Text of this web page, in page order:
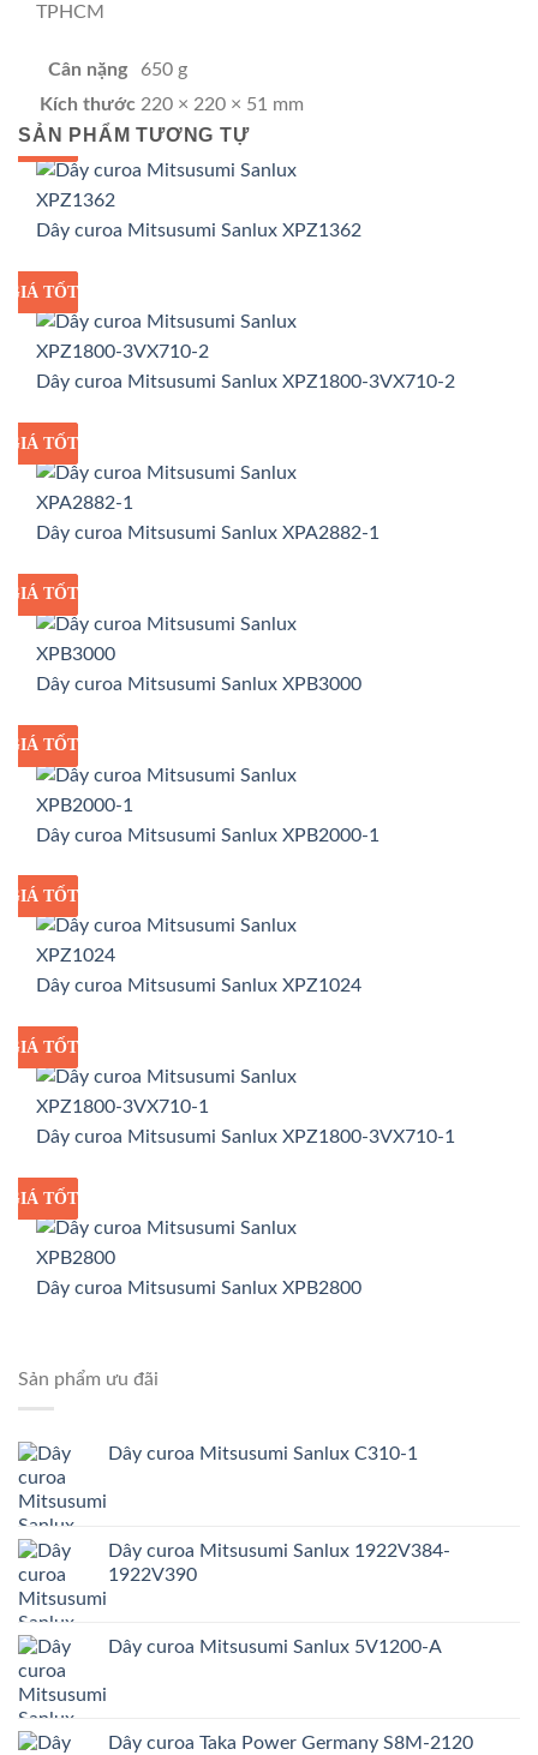
TPHCM
Cân nặng
650 g
Kích thước 220 × 220 × 51 mm
SẢN PHẨM TƯƠNG TỰ
GIÁ SỈ
GIÁ TỐT
Dây curoa Mitsusumi Sanlux XPZ1362
GIÁ SỈ
GIÁ TỐT
Dây curoa Mitsusumi Sanlux XPZ1800-3VX710-2
GIÁ SỈ
GIÁ TỐT
Dây curoa Mitsusumi Sanlux XPA2882-1
GIÁ SỈ
GIÁ TỐT
Dây curoa Mitsusumi Sanlux XPB3000
GIÁ SỈ
GIÁ TỐT
Dây curoa Mitsusumi Sanlux XPB2000-1
GIÁ SỈ
GIÁ TỐT
Dây curoa Mitsusumi Sanlux XPZ1024
GIÁ SỈ
GIÁ TỐT
Dây curoa Mitsusumi Sanlux XPZ1800-3VX710-1
GIÁ SỈ
GIÁ TỐT
Dây curoa Mitsusumi Sanlux XPB2800
Sản phẩm ưu đãi
Dây curoa Mitsusumi Sanlux C310-1
Dây curoa Mitsusumi Sanlux 1922V384-
1922V390
Dây curoa Mitsusumi Sanlux 5V1200-A
Dây curoa Taka Power Germany S8M-2120